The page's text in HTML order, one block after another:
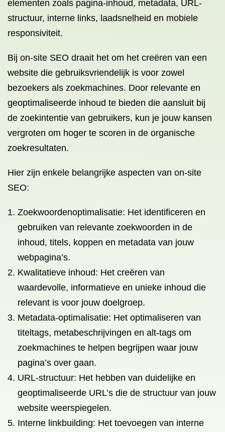
elementen zoals pagina-inhoud, metadata, URL-
structuur, interne links, laadsnelheid en mobiele
responsiviteit.
Bij on-site SEO draait het om het creëren van een
website die gebruiksvriendelijk is voor zowel
bezoekers als zoekmachines. Door relevante en
geoptimaliseerde inhoud te bieden die aansluit bij
de zoekintentie van gebruikers, kun je jouw kansen
vergroten om hoger te scoren in de organische
zoekresultaten.
Hier zijn enkele belangrijke aspecten van on-site
SEO:
Zoekwoordenoptimalisatie: Het identificeren en
gebruiken van relevante zoekwoorden in de
inhoud, titels, koppen en metadata van jouw
webpagina’s.
Kwalitatieve inhoud: Het creëren van
waardevolle, informatieve en unieke inhoud die
relevant is voor jouw doelgroep.
Metadata-optimalisatie: Het optimaliseren van
titeltags, metabeschrijvingen en alt-tags om
zoekmachines te helpen begrijpen waar jouw
pagina’s over gaan.
URL-structuur: Het hebben van duidelijke en
geoptimaliseerde URL’s die de structuur van jouw
website weerspiegelen.
Interne linkbuilding: Het toevoegen van interne